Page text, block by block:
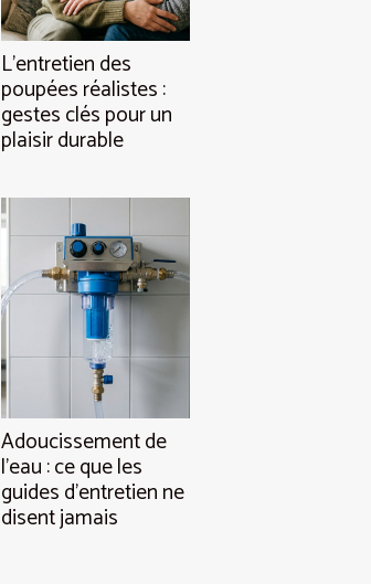
L’entretien des
poupées réalistes :
gestes clés pour un
plaisir durable
Adoucissement de
l’eau : ce que les
guides d’entretien ne
disent jamais